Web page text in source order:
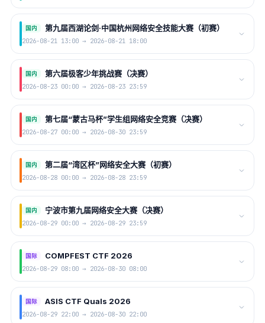
国内 第九届西湖论剑·中国杭州网络安全技能大赛（初赛）
2026-08-21 13:00 → 2026-08-21 18:00
国内 第六届极客少年挑战赛（决赛）
2026-08-23 00:00 → 2026-08-23 23:59
国内 第七届“蒙古马杯”学生组网络安全竞赛（决赛）
2026-08-27 00:00 → 2026-08-30 23:59
国内 第二届“湾区杯”网络安全大赛（初赛）
2026-08-28 00:00 → 2026-08-28 23:59
国内 宁波市第九届网络安全大赛（决赛）
2026-08-29 00:00 → 2026-08-29 23:59
国际 COMPFEST CTF 2026
2026-08-29 08:00 → 2026-08-30 08:00
国际 ASIS CTF Quals 2026
2026-08-29 22:00 → 2026-08-30 22:00